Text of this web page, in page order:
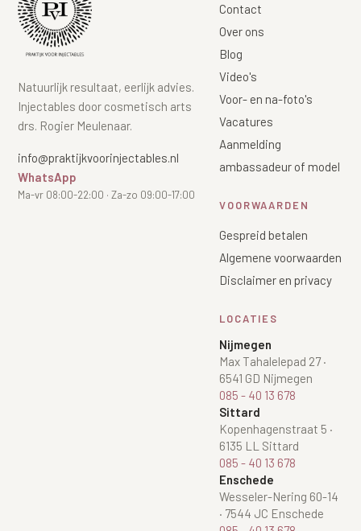
Natuurlijk resultaat, eerlijk advies.
Injectables door cosmetisch arts
drs. Rogier Meulenaar.
info@praktijkvoorinjectables.nl
WhatsApp
Ma-vr 08:00-22:00 · Za-zo 09:00-17:00
Contact
Over ons
Blog
Video's
Voor- en na-foto's
Vacatures
Aanmelding
ambassadeur of model
VOORWAARDEN
Gespreid betalen
Algemene voorwaarden
Disclaimer en privacy
LOCATIES
Nijmegen
Max Tahalelepad 27·
6541 GD Nijmegen
085 - 40 13 678
Sittard
Kopenhagenstraat 5 ·
6135 LL Sittard
085 - 40 13 678
Enschede
Wesseler-Nering 60-14
· 7544 JC Enschede